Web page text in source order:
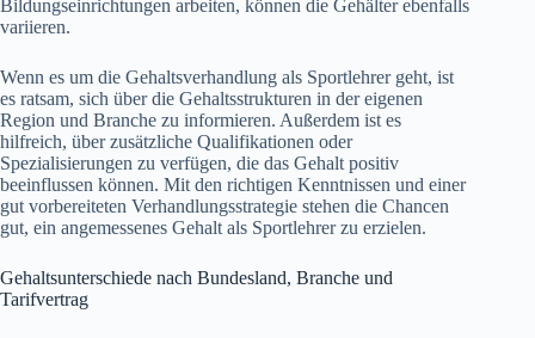
Bildungseinrichtungen arbeiten, können die Gehälter ebenfalls
variieren.
Wenn es um die Gehaltsverhandlung als Sportlehrer geht, ist
es ratsam, sich über die Gehaltsstrukturen in der eigenen
Region und Branche zu informieren. Außerdem ist es
hilfreich, über zusätzliche Qualifikationen oder
Spezialisierungen zu verfügen, die das Gehalt positiv
beeinflussen können. Mit den richtigen Kenntnissen und einer
gut vorbereiteten Verhandlungsstrategie stehen die Chancen
gut, ein angemessenes Gehalt als Sportlehrer zu erzielen.
Gehaltsunterschiede nach Bundesland, Branche und
Tarifvertrag